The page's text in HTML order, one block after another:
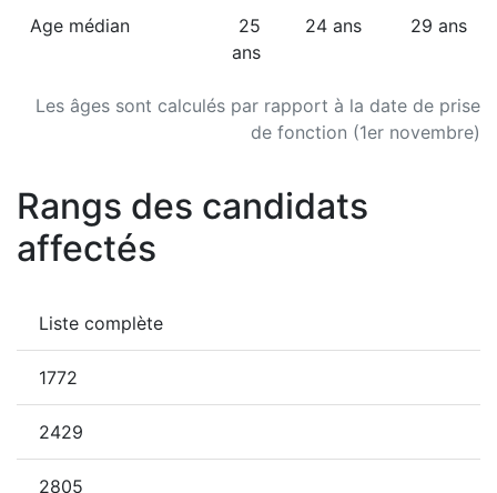
Les âges sont calculés par rapport à la date de prise
de fonction (1er novembre)
Age médian
25
ans
24 ans 29 ans
Rangs des candidats
affectés
Liste complète
1772
2429
2805